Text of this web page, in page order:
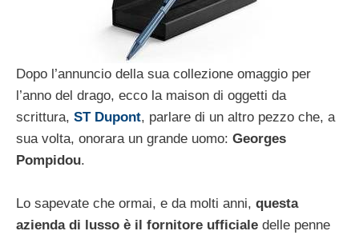
Dopo l’annuncio della sua collezione omaggio per
l’anno del drago, ecco la maison di oggetti da
scrittura, ST Dupont, parlare di un altro pezzo che, a
sua volta, onorara un grande uomo: Georges
Pompidou.
Lo sapevate che ormai, e da molti anni, questa
azienda di lusso è il fornitore ufficiale delle penne